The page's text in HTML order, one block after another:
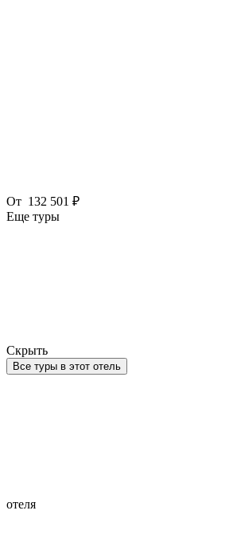
От 132 501 ₽
Еще туры
Скрыть
Все туры в этот отель
отеля